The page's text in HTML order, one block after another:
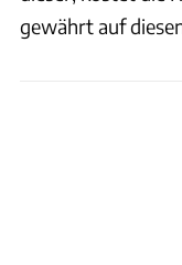
gewährt auf